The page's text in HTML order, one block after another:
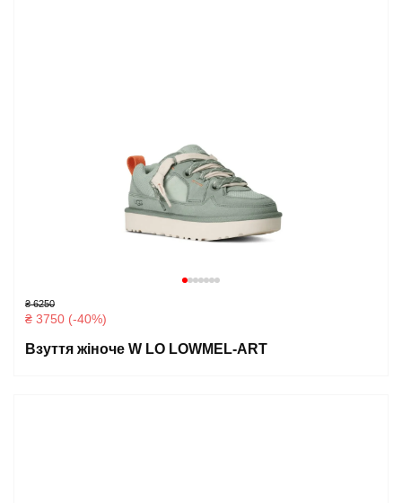
₴ 6250
₴ 3750 (-40%)
Взуття жіноче W LO LOWMEL-ART